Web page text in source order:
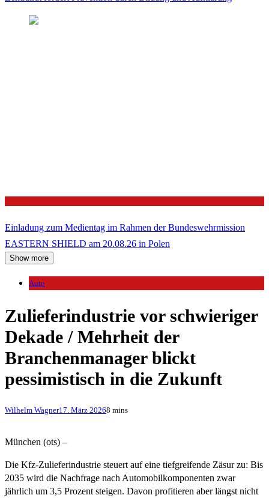
Einladung zum Medientag im Rahmen der Bundeswehrmission
EASTERN SHIELD am 20.08.26 in Polen
Show more
Auto
Zulieferindustrie vor schwieriger
Dekade / Mehrheit der
Branchenmanager blickt
pessimistisch in die Zukunft
Wilhelm Wagner17. März 20268 mins
München (ots) –
Die Kfz-Zulieferindustrie steuert auf eine tiefgreifende Zäsur zu: Bis
2035 wird die Nachfrage nach Automobilkomponenten zwar
jährlich um 3,5 Prozent steigen. Davon profitieren aber längst nicht